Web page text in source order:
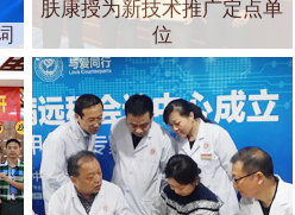
肤康授为新技术推广定点单
位